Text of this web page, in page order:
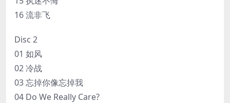
16 流非飞
Disc 2
01 如风
02 冷战
03 忘掉你像忘掉我
04 Do We Really Care?